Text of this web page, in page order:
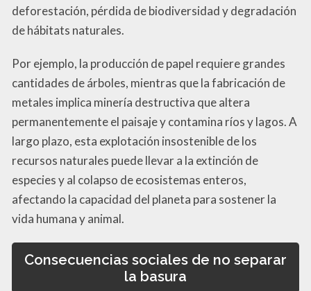
deforestación, pérdida de biodiversidad y degradación
de hábitats naturales.
Por ejemplo, la producción de papel requiere grandes
cantidades de árboles, mientras que la fabricación de
metales implica minería destructiva que altera
permanentemente el paisaje y contamina ríos y lagos. A
largo plazo, esta explotación insostenible de los
recursos naturales puede llevar a la extinción de
especies y al colapso de ecosistemas enteros,
afectando la capacidad del planeta para sostener la
vida humana y animal.
Consecuencias sociales de no separar
la basura